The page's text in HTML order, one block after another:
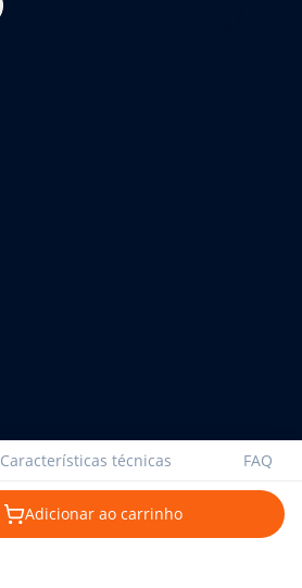
Características técnicas FAQ
Adicionar ao carrinho